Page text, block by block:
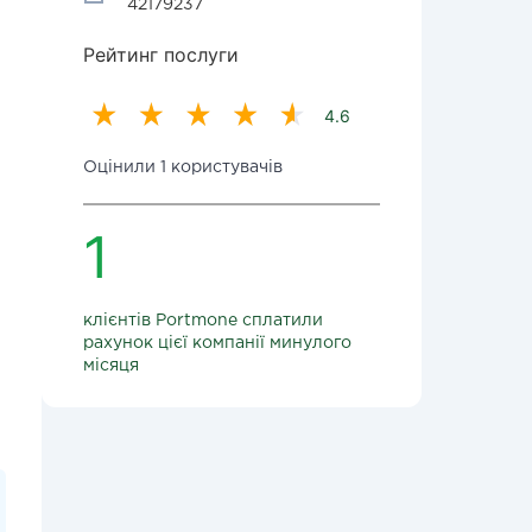
42179237
Рейтинг послуги
4.6
Оцінили 1 користувачів
1
клієнтів Portmone сплатили
рахунок цієї компанії минулого
місяця